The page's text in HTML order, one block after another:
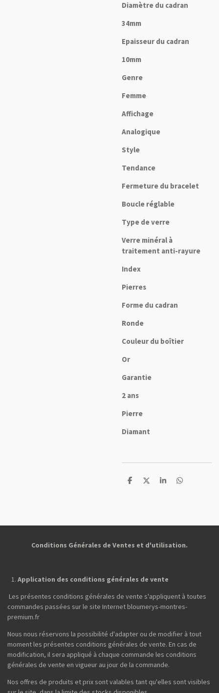
Diamètre du cadran
34mm
Epaisseur du cadran
10mm
Genre
Femme
Affichage
Analogique
Style
Tendance
Fermeture du bracelet
Boucle réglable
Type de verre
Verre minéral à
traitement anti-rayure
Index
Pierres
Forme du cadran
Ronde
Couleur du boîtier
Or
Garantie
2 ans
Pierre
Diamant
P
e
P
e
P
e
P
e
Conditions Générales de Ventes et d'utilisation.
Application des conditions générales de vente
Les présentes conditions générales de vente s'appliquent à toutes
commandes passées sur le site Internet bloumerys-montres-
premium.fr
Nous nous réservons la possibilité d'adapter ou de modifier à tout
moment les présentes conditions générales de vente. En cas de
modification, il sera appliqué à chaque commande les conditions
générales de vente en vigueur au jour de la commande.
Nos offres de produits et prix sont valables tant qu'elles sont visibles